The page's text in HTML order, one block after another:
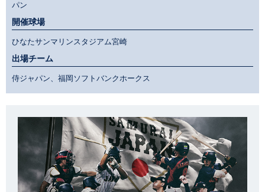
パン
開催球場
ひなたサンマリンスタジアム宮崎
出場チーム
侍ジャパン、福岡ソフトバンクホークス